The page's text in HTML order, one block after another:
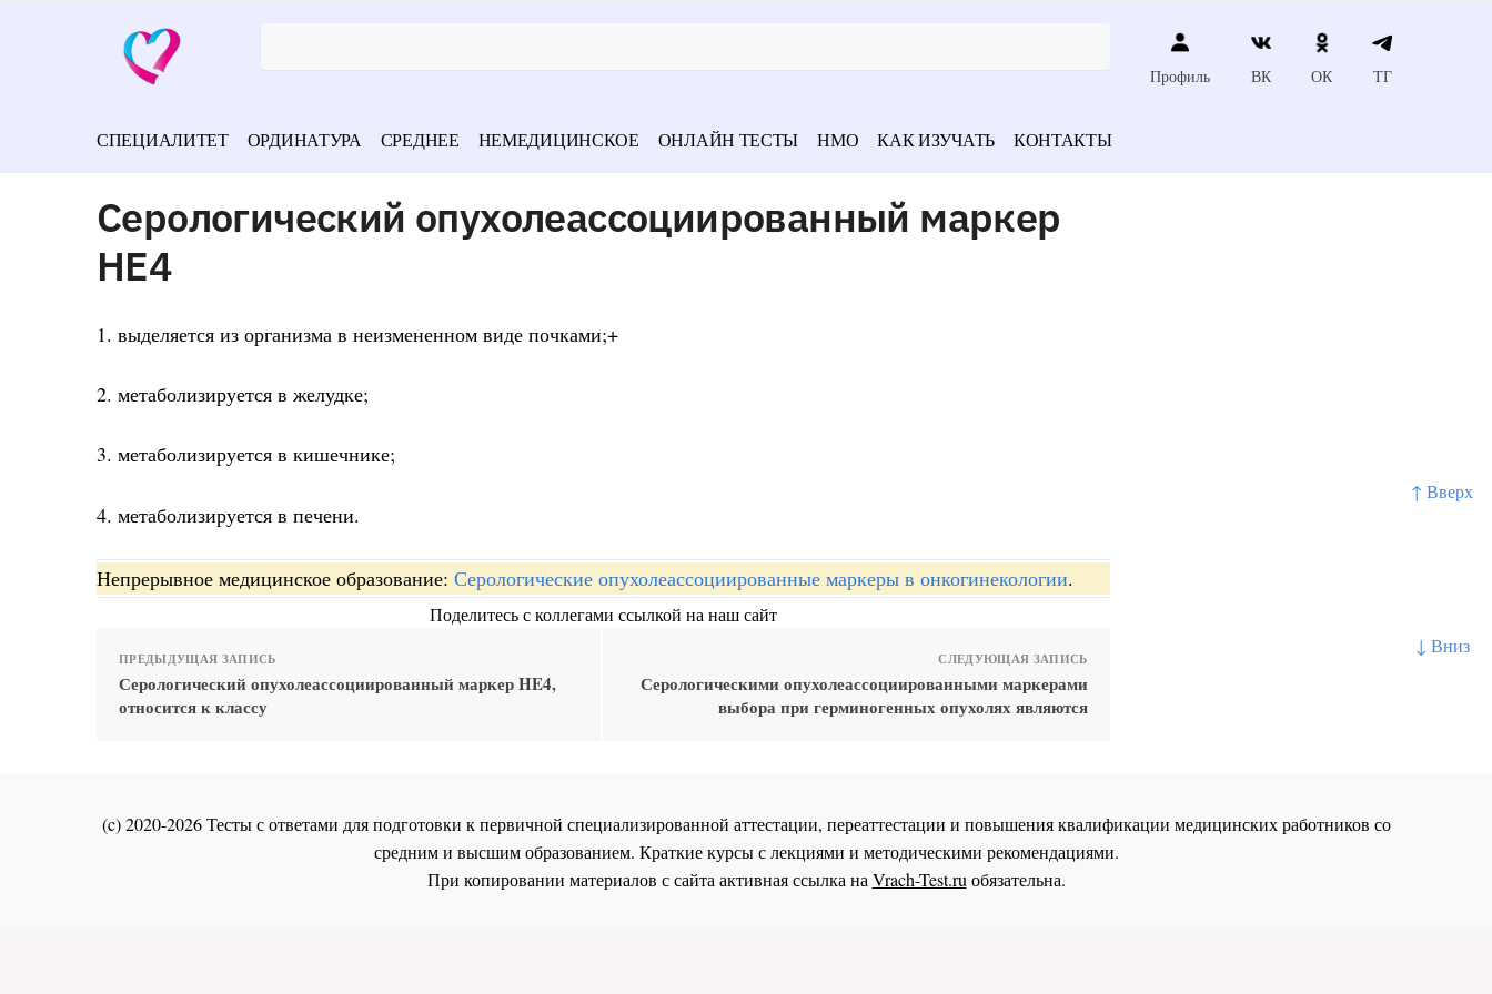
↑ Вверх
↓ Вниз
Профиль ВК ОК ТГ
СПЕЦИАЛИТЕТ ОРДИНАТУРА СРЕДНЕЕ НЕМЕДИЦИНСКОЕ ОНЛАЙН ТЕСТЫ НМО КАК ИЗУЧАТЬ КОНТАКТЫ
Серологический опухолеассоциированный маркер
НЕ4
1. выделяется из организма в неизмененном виде почками;+
2. метаболизируется в желудке;
3. метаболизируется в кишечнике;
4. метаболизируется в печени.
Непрерывное медицинское образование: Серологические опухолеассоциированные маркеры в онкогинекологии.
Поделитесь с коллегами ссылкой на наш сайт
ПРЕДЫДУЩАЯ ЗАПИСЬ
Серологический опухолеассоциированный маркер HE4,
относится к классу
СЛЕДУЮЩАЯ ЗАПИСЬ
Серологическими опухолеассоциированными маркерами
выбора при герминогенных опухолях являются
(c) 2020-2026 Тесты с ответами для подготовки к первичной специализированной аттестации, переаттестации и повышения квалификации медицинских работников со
средним и высшим образованием. Краткие курсы с лекциями и методическими рекомендациями.
При копировании материалов с сайта активная ссылка наVrach-Test.ruобязательна.